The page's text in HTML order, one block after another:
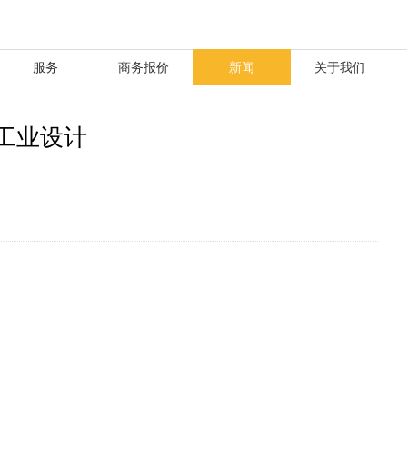
服务 商务报价 新闻 关于我们
业设计